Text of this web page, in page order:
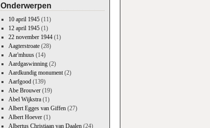
Onderwerpen
10 april 1945(11)
12 april 1945(1)
22 november 1944(1)
Aagterstroate(28)
Aar'mhuus(14)
Aardgaswinning(2)
Aardkundig monument(2)
Aarfgood(139)
Abe Brouwer(19)
Abel Wijkstra(1)
Albert Egges van Giffen(27)
Albert Hoever(1)
Albertus Christiaan van Daalen(24)